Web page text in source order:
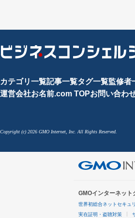
カテゴリ一覧記事一覧タグ一覧監修者
運営会社お名前.com TOPお問い合わ
Copyright (c) 2026 GMO Internet, Inc. All Rights Reserved.
GMOインターネット
世界初総合ネットセキュ
実在証明・盗聴対策